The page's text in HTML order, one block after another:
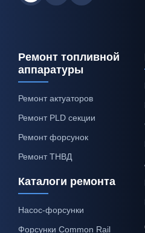
Ремонт топливной
аппаратуры
Ремонт актуаторов
Ремонт PLD секции
Ремонт форсунок
Ремонт ТНВД
Каталоги ремонта
Насос-форсунки
Форсунки Common Rail